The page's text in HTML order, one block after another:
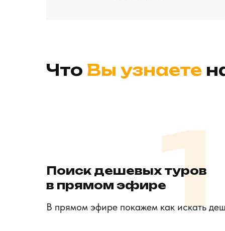
Что Вы узнаете
Поиск дешевых туров
в прямом эфире
В прямом эфире покажем как искать
1